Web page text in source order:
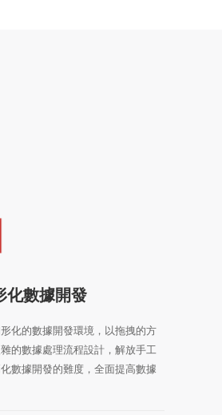
化數據開發
化的數據開發環境，以拖拽的方
的數據處理流程設計，解放手工
數據開發的難度，全面提高數據